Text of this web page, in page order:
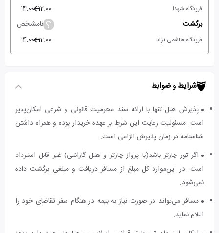
فرودگاه شهدا 12:00
14:00
برگشت
نامشخص
فرودگاه هاشمی نژاد 12:00
14:00
شرایط و ضوابط
پذیرش هتل تنها با ارائه سند محرمیت قانونی و شرعی امکان‌پذیر
است. مسئولیت رعایت این شرط بر عهده خریدار بوده و همراه داشتن
شناسنامه در زمان پذیرش الزامی است.
اگر تور چارتر باشد(با پرواز چارتر و هتل گارانتی) غیر قابل استرداد
است. در این‌موارد کل مبلغ از مسافر دریافت و مبلغی برگشت داده
نمی‌شود.
مسافر می‌تواند در صورت نیاز به بیمه در هنگام سفر تقاضای خود را
اعلام نماید.